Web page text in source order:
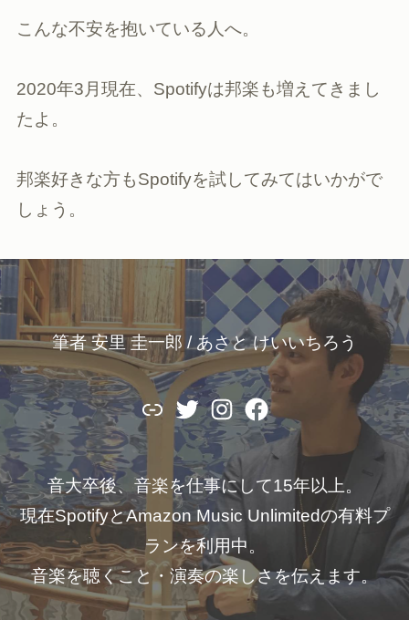
こんな不安を抱いている人へ。
2020年3月現在、Spotifyは邦楽も増えてきまし
たよ。
邦楽好きな方もSpotifyを試してみてはいかがで
しょう。
筆者 安里 圭一郎 / あさと けいいちろう
LinkTwitterInstagram
Facebook
音大卒後、音楽を仕事にして15年以上。
現在SpotifyとAmazon Music Unlimitedの有料プ
ランを利用中。
音楽を聴くこと・演奏の楽しさを伝えます。